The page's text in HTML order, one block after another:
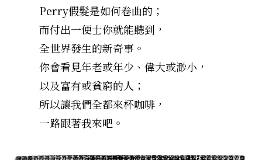
Perry假髮是如何卷曲的；
而付出一便士你就能聽到，
全世界發生的新奇事。
你會看見年老或年少、偉大或渺小，
以及富有或貧窮的人；
所以讓我們全都來杯咖啡，
一路跟著我來吧。